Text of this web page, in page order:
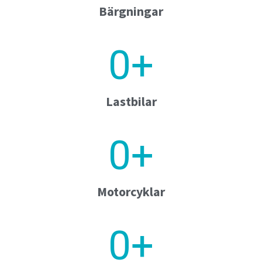
Bärgningar
0+
Lastbilar
0+
Motorcyklar
0+